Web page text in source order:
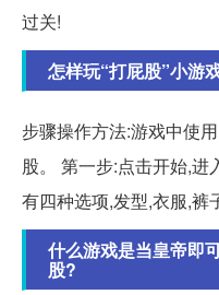
过关!
怎样玩“打屁股”小游
步骤操作方法:游戏中使
股。 第一步:点击开始,进
有四种选项,发型,衣服,裤
什么游戏是当皇帝即
股?